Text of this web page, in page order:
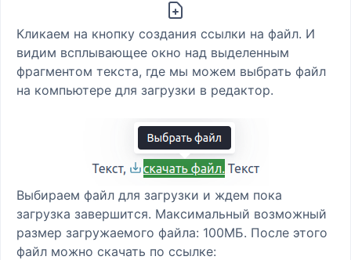
Кликаем на кнопку создания ссылки на файл. И
видим всплывающее окно над выделенным
фрагментом текста, где мы можем выбрать файл
на компьютере для загрузки в редактор.
Выбираем файл для загрузки и ждем пока
загрузка завершится. Максимальный возможный
размер загружаемого файла: 100МБ. После этого
файл можно скачать по ссылке: